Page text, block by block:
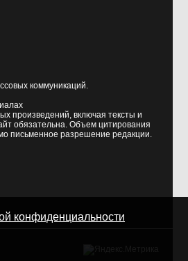
коммуникаций.
произведений, включая тексты и
обязательна. Объем цитирования
письменное разрешение редакции.
конфиденциальности